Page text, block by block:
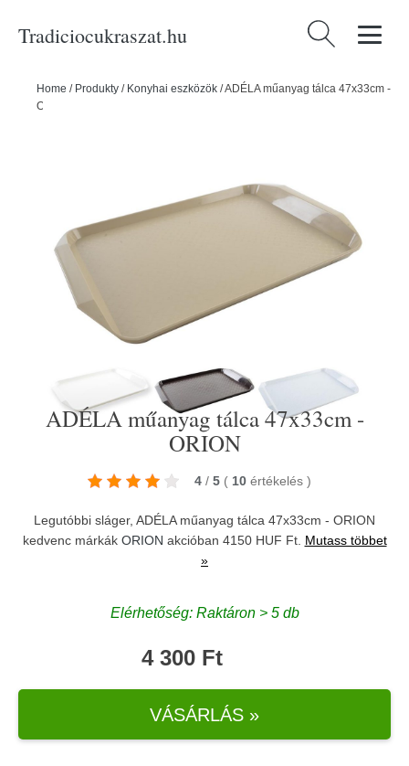
Tradiciocukraszat.hu Keresés:
Home / Produkty / Konyhai eszközök /ADÉLA műanyag tálca 47x33cm -
ORION
ADÉLA műanyag tálca 47x33cm -
ORION
4 / 5 ( 10 értékelés )
Legutóbbi sláger, ADÉLA műanyag tálca 47x33cm - ORION
kedvenc márkák ORION akcióban 4150 HUF Ft. Mutass többet
»
Elérhetőség: Raktáron > 5 db
4 300 Ft
VÁSÁRLÁS »